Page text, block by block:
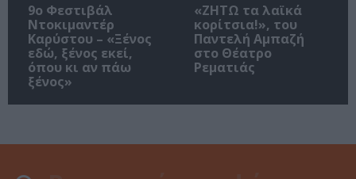
9ο Φεστιβάλ
Ντοκιμαντέρ
Καρύστου – «Ξένος
εδώ, ξένος εκεί,
όπου κι αν πάω
ξένος»
«ΖΗΤΩ τα λαϊκά
κορίτσια!», του
Παντελή Αμπαζή
στο Θέατρο
Ρεματιάς